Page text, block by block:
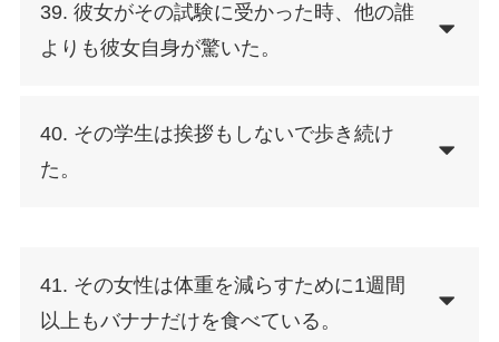
39. 彼女がその試験に受かった時、他の誰
よりも彼女自身が驚いた。
40. その学生は挨拶もしないで歩き続け
た。
41. その女性は体重を減らすために1週間
以上もバナナだけを食べている。